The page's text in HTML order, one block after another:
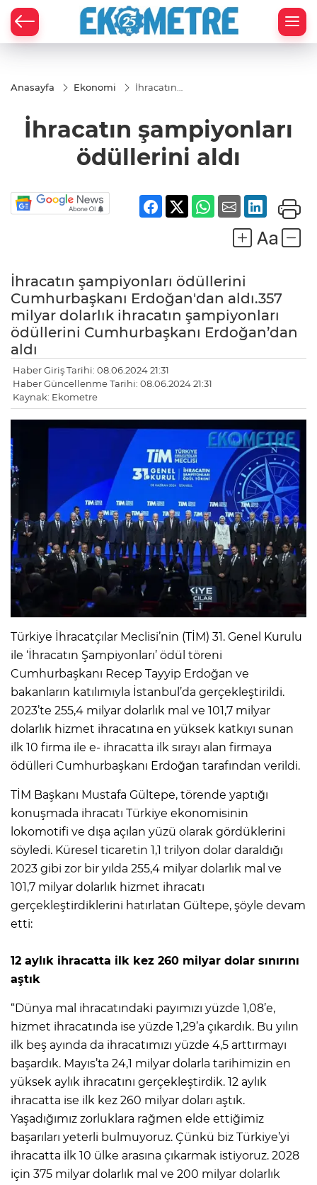
Anasayfa Ekonomi
İhracatın
İhracatın şampiyonları
ödüllerini aldı
İhracatın şampiyonları ödüllerini
Cumhurbaşkanı Erdoğan'dan aldı.357
milyar dolarlık ihracatın şampiyonları
ödüllerini Cumhurbaşkanı Erdoğan’dan
aldı
Haber Giriş Tarihi: 08.06.2024 21:31
Haber Güncellenme Tarihi: 08.06.2024 21:31
Kaynak: Ekometre
Türkiye İhracatçılar Meclisi’nin (TİM) 31. Genel Kurulu
ile ‘İhracatın Şampiyonları’ ödül töreni
Cumhurbaşkanı Recep Tayyip Erdoğan ve
bakanların katılımıyla İstanbul’da gerçekleştirildi.
2023’te 255,4 milyar dolarlık mal ve 101,7 milyar
dolarlık hizmet ihracatına en yüksek katkıyı sunan
ilk 10 firma ile e- ihracatta ilk sırayı alan firmaya
ödülleri Cumhurbaşkanı Erdoğan tarafından verildi.
TİM Başkanı Mustafa Gültepe, törende yaptığı
konuşmada ihracatı Türkiye ekonomisinin
lokomotifi ve dışa açılan yüzü olarak gördüklerini
söyledi. Küresel ticaretin 1,1 trilyon dolar daraldığı
2023 gibi zor bir yılda 255,4 milyar dolarlık mal ve
101,7 milyar dolarlık hizmet ihracatı
gerçekleştirdiklerini hatırlatan Gültepe, şöyle devam
etti:
12 aylık ihracatta ilk kez 260 milyar dolar sınırını
aştık
“Dünya mal ihracatındaki payımızı yüzde 1,08’e,
hizmet ihracatında ise yüzde 1,29’a çıkardık. Bu yılın
ilk beş ayında da ihracatımızı yüzde 4,5 arttırmayı
başardık. Mayıs’ta 24,1 milyar dolarla tarihimizin en
yüksek aylık ihracatını gerçekleştirdik. 12 aylık
ihracatta ise ilk kez 260 milyar doları aştık.
Yaşadığımız zorluklara rağmen elde ettiğimiz
başarıları yeterli bulmuyoruz. Çünkü biz Türkiye’yi
ihracatta ilk 10 ülke arasına çıkarmak istiyoruz. 2028
için 375 milyar dolarlık mal ve 200 milyar dolarlık